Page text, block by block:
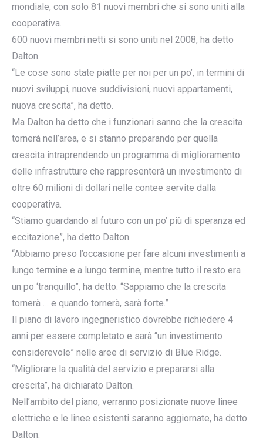
mondiale, con solo 81 nuovi membri che si sono uniti alla
cooperativa.
600 nuovi membri netti si sono uniti nel 2008, ha detto
Dalton.
“Le cose sono state piatte per noi per un po’, in termini di
nuovi sviluppi, nuove suddivisioni, nuovi appartamenti,
nuova crescita”, ha detto.
Ma Dalton ha detto che i funzionari sanno che la crescita
tornerà nell’area, e si stanno preparando per quella
crescita intraprendendo un programma di miglioramento
delle infrastrutture che rappresenterà un investimento di
oltre 60 milioni di dollari nelle contee servite dalla
cooperativa.
“Stiamo guardando al futuro con un po’ più di speranza ed
eccitazione”, ha detto Dalton.
“Abbiamo preso l’occasione per fare alcuni investimenti a
lungo termine e a lungo termine, mentre tutto il resto era
un po ‘tranquillo”, ha detto. “Sappiamo che la crescita
tornerà … e quando tornerà, sarà forte.”
Il piano di lavoro ingegneristico dovrebbe richiedere 4
anni per essere completato e sarà “un investimento
considerevole” nelle aree di servizio di Blue Ridge.
“Migliorare la qualità del servizio e prepararsi alla
crescita”, ha dichiarato Dalton.
Nell’ambito del piano, verranno posizionate nuove linee
elettriche e le linee esistenti saranno aggiornate, ha detto
Dalton.